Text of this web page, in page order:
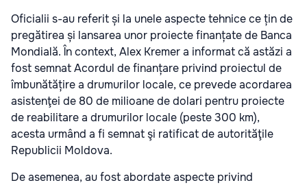
Oficialii s-au referit și la unele aspecte tehnice ce țin de
pregătirea și lansarea unor proiecte finanțate de Banca
Mondială. În context, Alex Kremer a informat că astăzi a
fost semnat Acordul de finanțare privind proiectul de
îmbunătățire a drumurilor locale, ce prevede acordarea
asistenţei de 80 de milioane de dolari pentru proiecte
de reabilitare a drumurilor locale (peste 300 km),
acesta urmând a fi semnat şi ratificat de autorităţile
Republicii Moldova.
De asemenea, au fost abordate aspecte privind